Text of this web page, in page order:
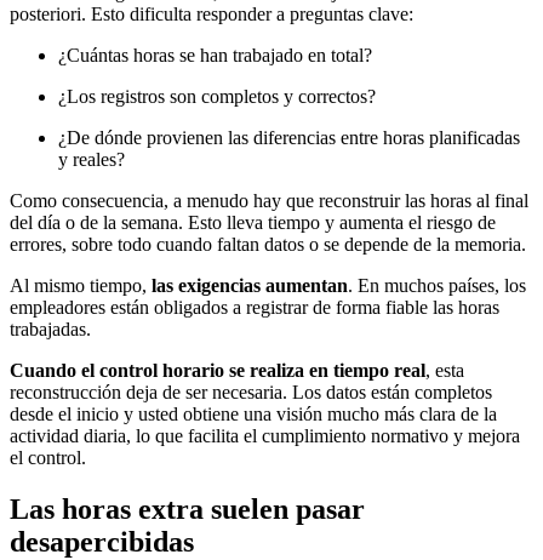
posteriori. Esto dificulta responder a preguntas clave:
¿Cuántas horas se han trabajado en total?
¿Los registros son completos y correctos?
¿De dónde provienen las diferencias entre horas planificadas
y reales?
Como consecuencia, a menudo hay que reconstruir las horas al final
del día o de la semana. Esto lleva tiempo y aumenta el riesgo de
errores, sobre todo cuando faltan datos o se depende de la memoria.
Al mismo tiempo, las exigencias aumentan. En muchos países, los
empleadores están obligados a registrar de forma fiable las horas
trabajadas.
Cuando el control horario se realiza en tiempo real, esta
reconstrucción deja de ser necesaria. Los datos están completos
desde el inicio y usted obtiene una visión mucho más clara de la
actividad diaria, lo que facilita el cumplimiento normativo y mejora
el control.
Las horas extra suelen pasar
desapercibidas